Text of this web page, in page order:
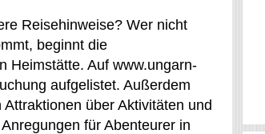
Reisehinweise? Wer nicht
beginnt die
Heimstätte. Auf www.ungarn-
aufgelistet. Außerdem
über Aktivitäten und
für Abenteurer in